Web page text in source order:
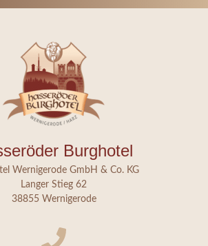
Burghotel
Wernigerode GmbH & Co. KG
Langer Stieg 62
38855 Wernigerode